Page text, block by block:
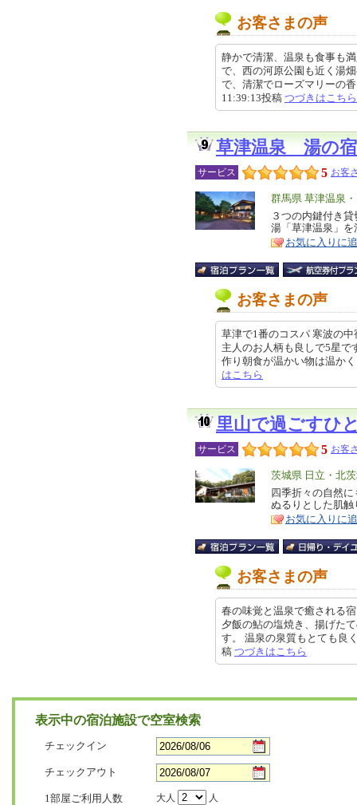
お客さまの声
静かで清潔、温泉も食事も
で、西の河原公園も近く湯
で、清潔でローズマリーの
11:39:13投稿 つづきはこちら
草津温泉 湯の
サービス 5 お客
エ
リ
ア
群馬県 草津温泉
特
徴
３つの内鍵付き
湯「草津温泉」
お気に入りに
お客さまの声
草津で1番のコスパ 寒波の
主人のお人柄も良しで5星で
作り朝食が温かい物は温か
はこちら
里山で過ごすひ
サービス 5 お客
エ
リ
ア
茨城県 日立・北
特
徴
四季折々の自然
ぬるりとした肌触
お気に入りに
お客さまの声
春の味覚と温泉で癒される
夕飯の鮎の塩焼き、揚げた
す。 温泉の泉質もとても良
稿 つづきはこちら
表示中の宿泊施設で空室検索
チェックイン
チェックアウト
1部屋ご利用人数 大人
人